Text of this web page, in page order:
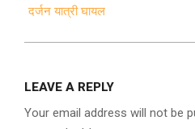
दर्जन यात्री घायल
LEAVE A REPLY
Your email address will not be